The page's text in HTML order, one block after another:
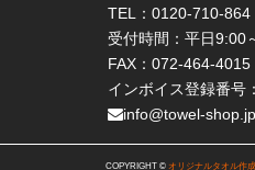
TEL： 0120-710-864
受付時間：平日9:00
FAX：072-464-4015
インボイス登録番号
info@towel-shop.jp
COPYRIGHT © オリジナルタオル作